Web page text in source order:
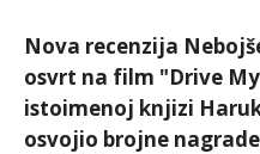
Nova recenzija
osvrt na film "Drive
istoimenoj knjizi
osvojio brojne